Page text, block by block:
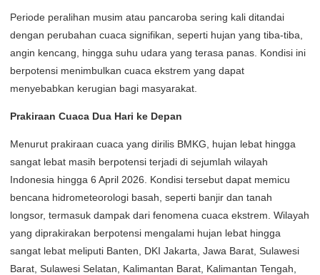
Periode peralihan musim atau pancaroba sering kali ditandai
dengan perubahan cuaca signifikan, seperti hujan yang tiba-tiba,
angin kencang, hingga suhu udara yang terasa panas. Kondisi ini
berpotensi menimbulkan cuaca ekstrem yang dapat
menyebabkan kerugian bagi masyarakat.
Prakiraan Cuaca Dua Hari ke Depan
Menurut prakiraan cuaca yang dirilis BMKG, hujan lebat hingga
sangat lebat masih berpotensi terjadi di sejumlah wilayah
Indonesia hingga 6 April 2026. Kondisi tersebut dapat memicu
bencana hidrometeorologi basah, seperti banjir dan tanah
longsor, termasuk dampak dari fenomena cuaca ekstrem. Wilayah
yang diprakirakan berpotensi mengalami hujan lebat hingga
sangat lebat meliputi Banten, DKI Jakarta, Jawa Barat, Sulawesi
Barat, Sulawesi Selatan, Kalimantan Barat, Kalimantan Tengah,